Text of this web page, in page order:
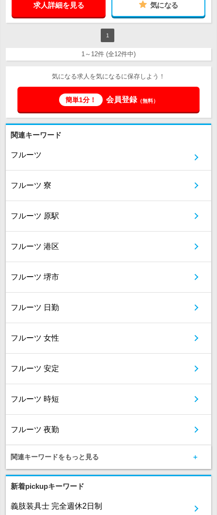
求人詳細を見る 気になる
1
1～12件 (全12件中)
気になる求人を気になるに保存しよう！
簡単1分！ 会員登録（無料）
関連キーワード
フルーツ
フルーツ 寮
フルーツ 原駅
フルーツ 港区
フルーツ 堺市
フルーツ 日勤
フルーツ 女性
フルーツ 安定
フルーツ 時短
フルーツ 夜勤
関連キーワードをもっと見る
新着pickupキーワード
義肢装具士 完全週休2日制